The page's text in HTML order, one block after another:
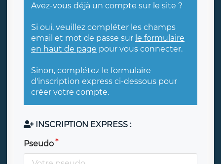
Avez-vous déjà un compte sur le site ?
Si oui, veuillez compléter les champs
email et mot de passe sur le formulaire
en haut de page pour vous connecter.
Sinon, complétez le formulaire
d'inscription express ci-dessous pour
créer votre compte.
INSCRIPTION EXPRESS :
Pseudo